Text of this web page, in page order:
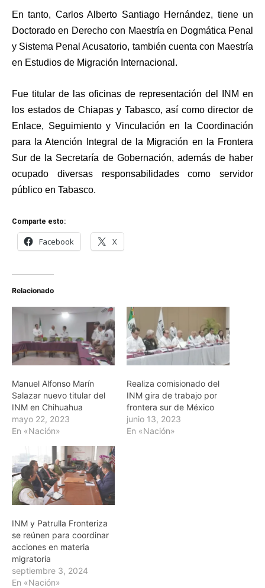
En tanto, Carlos Alberto Santiago Hernández, tiene un
Doctorado en Derecho con Maestría en Dogmática Penal
y Sistema Penal Acusatorio, también cuenta con Maestría
en Estudios de Migración Internacional.
Fue titular de las oficinas de representación del INM en
los estados de Chiapas y Tabasco, así como director de
Enlace, Seguimiento y Vinculación en la Coordinación
para la Atención Integral de la Migración en la Frontera
Sur de la Secretaría de Gobernación, además de haber
ocupado diversas responsabilidades como servidor
público en Tabasco.
Comparte esto:
Facebook X
Relacionado
Manuel Alfonso Marín
Salazar nuevo titular del
INM en Chihuahua
mayo 22, 2023
En «Nación»
Realiza comisionado del
INM gira de trabajo por
frontera sur de México
junio 13, 2023
En «Nación»
INM y Patrulla Fronteriza
se reúnen para coordinar
acciones en materia
migratoria
septiembre 3, 2024
En «Nación»